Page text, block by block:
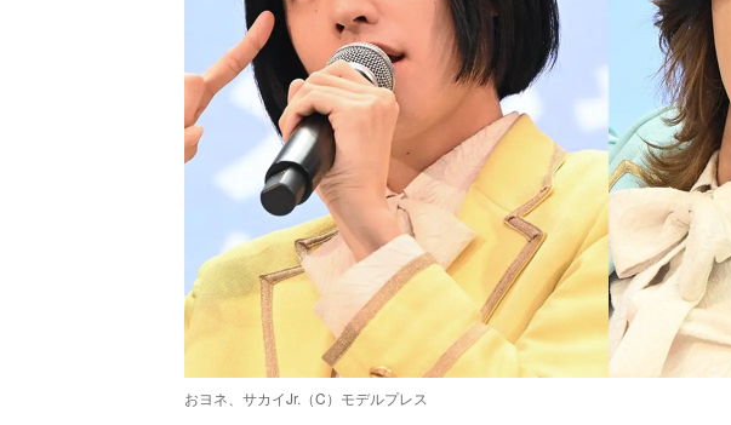
おヨネ、サカイJr.（C）モデルプレス